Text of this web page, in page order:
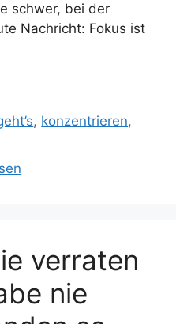
schwer, bei der
Nachricht: Fokus ist
, konzentrieren,
verraten
nie